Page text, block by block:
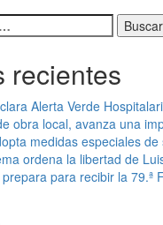
recientes
Alerta Verde
obra local, avanza una
medidas especiales
ordena la libertad de
para recibir la 79.ª